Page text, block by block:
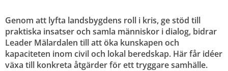
Genom att lyfta landsbygdens roll i kris, ge stöd till
praktiska insatser och samla människor i dialog, bidrar
Leader Mälardalen till att öka kunskapen och
kapaciteten inom civil och lokal beredskap. Här får idéer
växa till konkreta åtgärder för ett tryggare samhälle.